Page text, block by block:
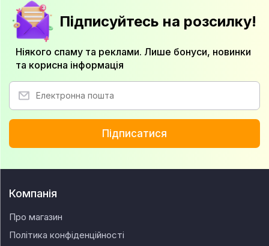
Підписуйтесь на розсилку!
Ніякого спаму та реклами. Лише бонуси, новинки
та корисна інформація
Підписатися
Компанія
Про магазин
Політика конфіденційності